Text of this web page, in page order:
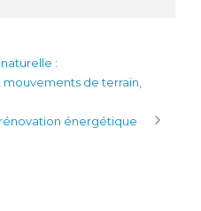
:
de terrain,
énergétique